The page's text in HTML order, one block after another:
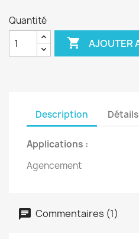
Quantité
 AJOUTER
Description
Applications :
Agencement
Commentaires (1)